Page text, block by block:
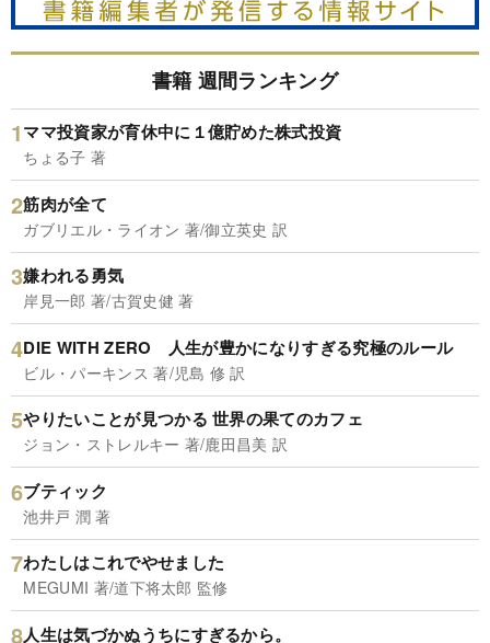
書籍 週間ランキング
ママ投資家が育休中に１億貯めた株式投資
ちょる子 著
筋肉が全て
ガブリエル・ライオン 著/御立英史 訳
嫌われる勇気
岸見一郎 著/古賀史健 著
DIE WITH ZERO 人生が豊かになりすぎる究極のルール
ビル・パーキンス 著/児島 修 訳
やりたいことが見つかる 世界の果てのカフェ
ジョン・ストレルキー 著/鹿田昌美 訳
ブティック
池井戸 潤 著
わたしはこれでやせました
MEGUMI 著/道下将太郎 監修
人生は気づかぬうちにすぎるから。